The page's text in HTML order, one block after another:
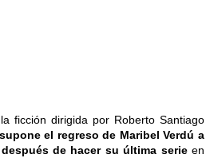
ficción dirigida por Roberto Santiago
supone el regreso de Maribel Verdú a
de hacer su última serieen